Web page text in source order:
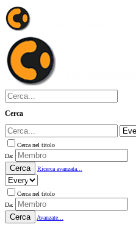
Cerca
Cerca nel titolo
Da:
Cerca Ricerca avanzata...
Cerca nel titolo
Da:
Cerca Avanzate...